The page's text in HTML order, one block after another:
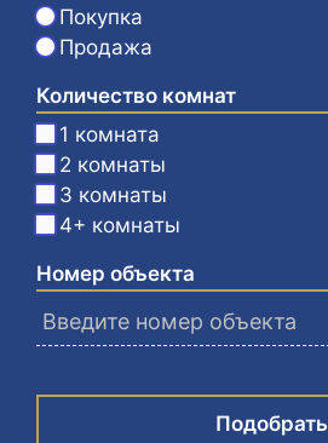
Покупка
Продажа
Количество комнат
1 комната
2 комнаты
3 комнаты
4+ комнаты
Номер объекта
Подобрать